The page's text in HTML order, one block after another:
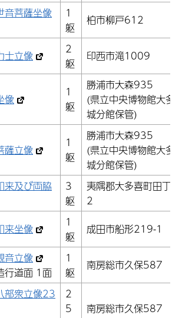
音菩薩坐像
1
躯
柏市柳戸612
士立像
2
躯
印西市滝1009
像
1
躯
勝浦市大森935
(県立中央博物館大多
城分館保管)
薩立像
1
躯
勝浦市大森935
(県立中央博物館大多
城分館保管)
来及び両脇
3
躯
夷隅郡大多喜町田丁
2
来坐像
1
躯
成田市船形219-1
音立像
道面 1面
1
躯
南房総市久保587
部衆立像23
2
5
南房総市久保587